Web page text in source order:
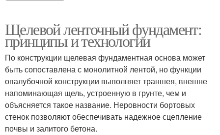
Щелевой ленточный фундамент:
принципы и технологии
По конструкции щелевая фундаментная основа может
быть сопоставлена с монолитной лентой, но функции
опалубочной конструкции выполняет траншея, внешне
напоминающая щель, устроенную в грунте, чем и
объясняется такое название. Неровности бортовых
стенок позволяют обеспечивать надежное сцепление
почвы и залитого бетона.